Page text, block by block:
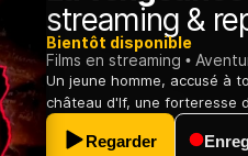
streaming &
Bientôt disponible
Films en streaming
Un jeune homme, accusé à
château d'If, une forteresse
Regarder